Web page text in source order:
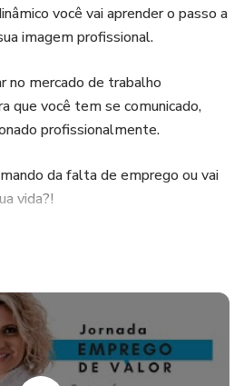
você vai aprender o passo a
imagem profissional.
no mercado de trabalho
que você tem se comunicado,
profissionalmente.
da falta de emprego ou vai
vida?!
o mercado está mais concorrido e
um emprego ou insatisfeita no